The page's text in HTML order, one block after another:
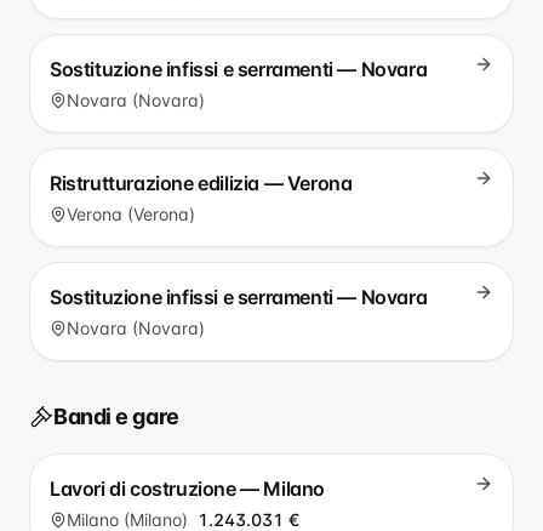
Sostituzione infissi e serramenti — Novara
Novara (Novara)
Ristrutturazione edilizia — Verona
Verona (Verona)
Sostituzione infissi e serramenti — Novara
Novara (Novara)
Bandi e gare
Lavori di costruzione — Milano
Milano (Milano) 1.243.031 €